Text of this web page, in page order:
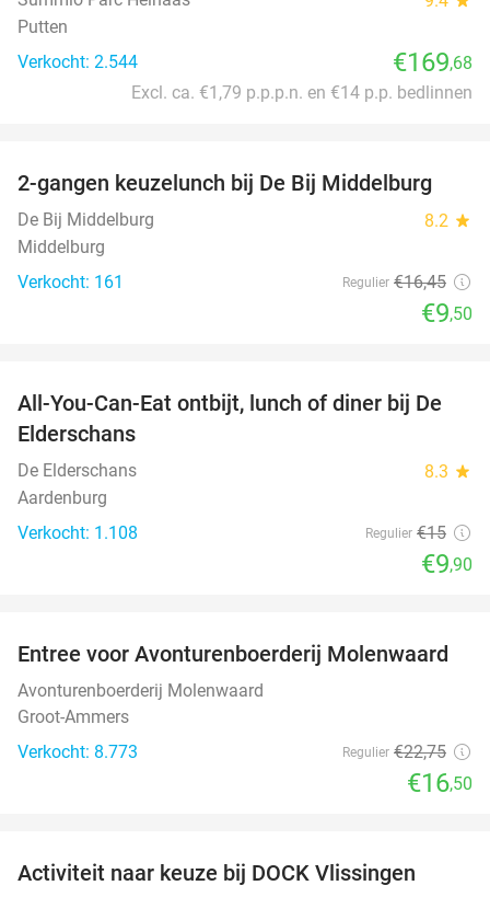
Putten
Verkocht: 2.544
€169,68
Excl. ca. €1,79 p.p.p.n. en €14 p.p. bedlinnen
42%
2-gangen keuzelunch bij De Bij Middelburg
De Bij Middelburg 8.2 star
Middelburg
Verkocht: 161
Regulier €16,45
€9,50
34%
All-You-Can-Eat ontbijt, lunch of diner bij De
Elderschans
De Elderschans 8.3 star
Aardenburg
Verkocht: 1.108
Regulier €15
€9,90
27%
Entree voor Avonturenboerderij Molenwaard
Avonturenboerderij Molenwaard
Groot-Ammers
Verkocht: 8.773
Regulier €22,75
€16,50
Activiteit naar keuze bij DOCK Vlissingen